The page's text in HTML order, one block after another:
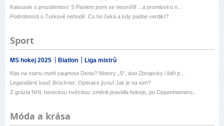
Kalousek o prezidentovi: S Pavlem jsem se nesmířil! ...a promluvil o n...
Podrobnosti o Turkově nehodě: Co ho čeká a kdy padne verdikt?
Sport
MS hokej 2025 Biatlon Liga mistrů
Kdo na startu mohl zaujmout Deniu? Motory „S“, duo Zbrojovky i lídři p...
Legendární kouč Brückner: Operace jícnu! Jak je na tom?
Z grázla NHL hereckou hvězdou: změnil pravidla hokeje, po Oppenheimero...
Móda a krása